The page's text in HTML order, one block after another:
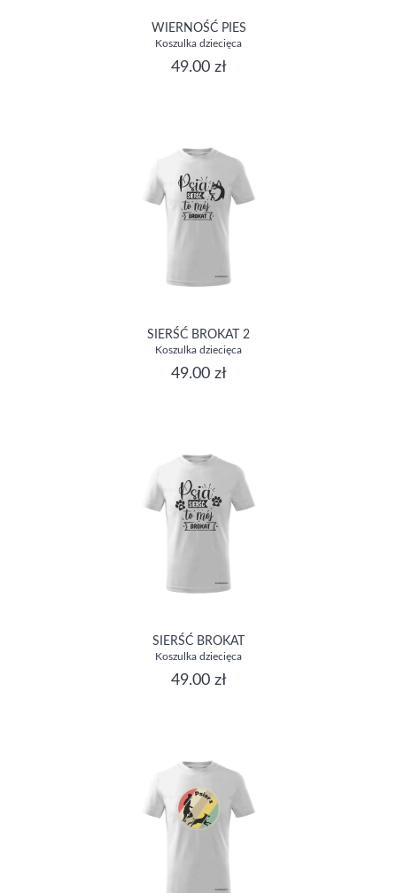
WIERNOŚĆ PIES
Koszulka dziecięca
49.00 zł
SIERŚĆ BROKAT 2
Koszulka dziecięca
49.00 zł
SIERŚĆ BROKAT
Koszulka dziecięca
49.00 zł